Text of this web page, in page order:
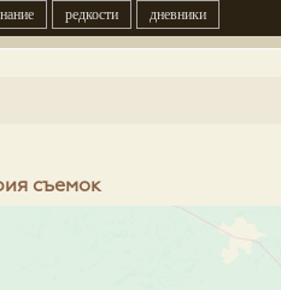
редкости дневники
съемок